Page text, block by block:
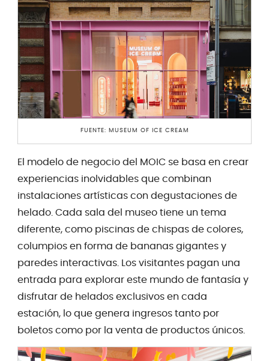
FUENTE: MUSEUM OF ICE CREAM
El modelo de negocio del MOIC se basa en crear
experiencias inolvidables que combinan
instalaciones artísticas con degustaciones de
helado. Cada sala del museo tiene un tema
diferente, como piscinas de chispas de colores,
columpios en forma de bananas gigantes y
paredes interactivas. Los visitantes pagan una
entrada para explorar este mundo de fantasía y
disfrutar de helados exclusivos en cada
estación, lo que genera ingresos tanto por
boletos como por la venta de productos únicos.